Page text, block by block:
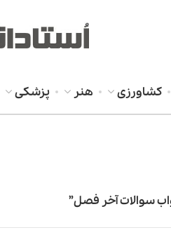
کشاورزی هنر پزشکی
سوالات آخر فصل”